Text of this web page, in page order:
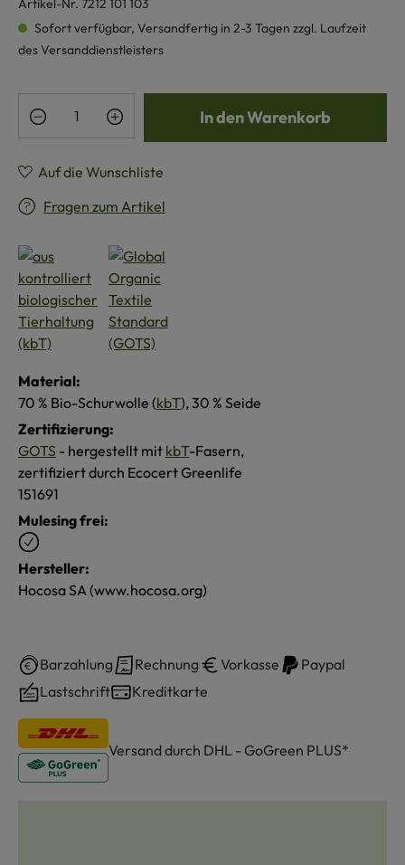
Sofort verfügbar, Versandfertig in 2-3 Tagen zzgl. Laufzeit
des Versanddienstleisters
Produkt Anzahl: Gib den gewünschten
In den Warenkorb
Auf die Wunschliste
Fragen zum Artikel
Material:
70 % Bio-Schurwolle (kbT), 30 % Seide
Zertifizierung:
GOTS - hergestellt mit kbT-Fasern,
zertifiziert durch Ecocert Greenlife
151691
Mulesing frei:
Hersteller:
Hocosa SA (www.hocosa.org)
Barzahlung Rechnung Vorkasse
Paypal
Lastschrift
Kreditkarte
Versand durch DHL - GoGreen PLUS*